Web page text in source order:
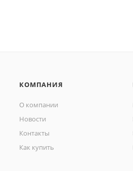
КОМПАНИЯ
О компании
Новости
Контакты
Как купить